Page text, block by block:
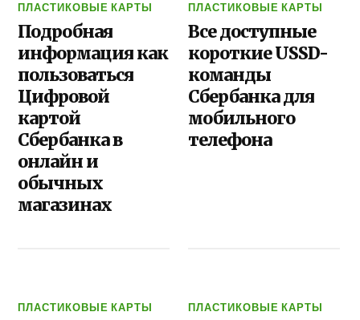
ПЛАСТИКОВЫЕ КАРТЫ
Подробная
информация как
пользоваться
Цифровой
картой
Сбербанка в
онлайн и
обычных
магазинах
ПЛАСТИКОВЫЕ КАРТЫ
Все доступные
короткие USSD-
команды
Сбербанка для
мобильного
телефона
ПЛАСТИКОВЫЕ КАРТЫ ПЛАСТИКОВЫЕ КАРТЫ